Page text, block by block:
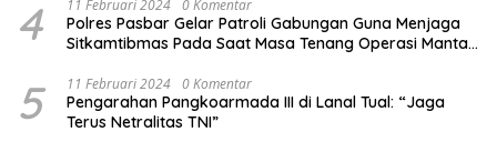
4 11 Februari 2024 0 Komentar
Polres Pasbar Gelar Patroli Gabungan Guna Menjaga
Sitkamtibmas Pada Saat Masa Tenang Operasi Mantap
5 11 Februari 2024 0 Komentar
Pengarahan Pangkoarmada III di Lanal Tual: “Jaga
Terus Netralitas TNI”